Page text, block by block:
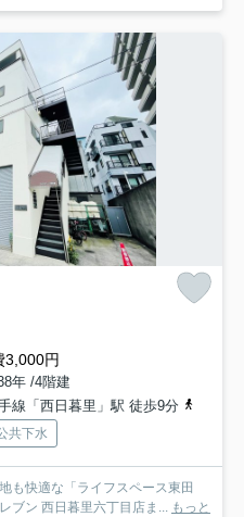
3,000円
年 /4階建
線「西日暮里」駅 徒歩9分
共下水
も快適な「ライフスペース東田
ブン 西日暮里六丁目店ま... もっと